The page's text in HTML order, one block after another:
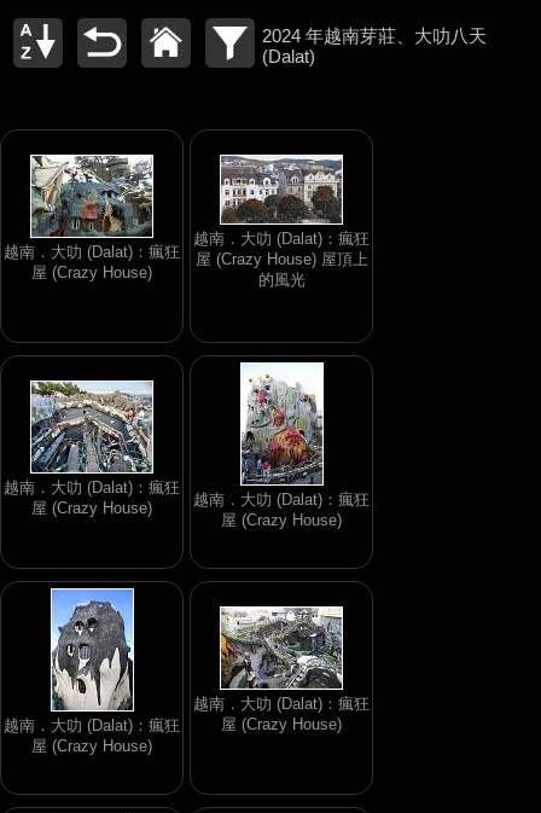
2024 年越南芽莊、大叻八天
(Dalat)
越南．大叻 (Dalat)：瘋狂
屋 (Crazy House)
越南．大叻 (Dalat)：瘋狂
屋 (Crazy House) 屋頂上
的風光
越南．大叻 (Dalat)：瘋狂
屋 (Crazy House)
越南．大叻 (Dalat)：瘋狂
屋 (Crazy House)
越南．大叻 (Dalat)：瘋狂
屋 (Crazy House)
越南．大叻 (Dalat)：瘋狂
屋 (Crazy House)